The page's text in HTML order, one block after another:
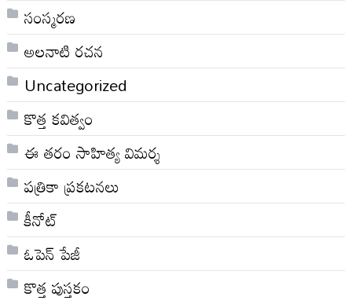
సంస్మరణ
అలనాటి రచన
Uncategorized
కొత్త కవిత్వం
ఈ తరం సాహిత్య విమర్శ
పత్రికా ప్రకటనలు
కీనోట్
ఓపెన్ పేజీ
కొత్త పుస్తకం